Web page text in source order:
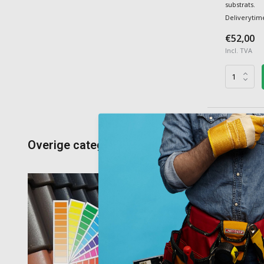
substrats.
€52,00
Incl. TVA
Overige categorieën in Peinture toiture